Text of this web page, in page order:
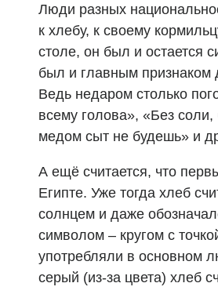
Люди разных
к хлебу, к своему
столе, он был и остается
был и главным признаком
Ведь недаром столько
всему голова», «Без
медом сыт не будешь» и
А ещё считается, что
Египте. Уже тогда хлеб
солнцем и даже
символом – кругом с
употребляли в основном
серый (из-за цвета) хлеб